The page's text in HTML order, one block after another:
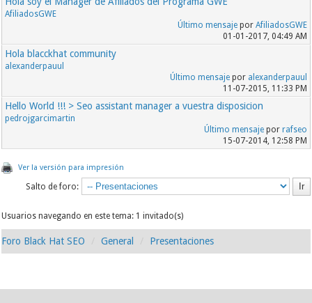
AfiliadosGWE
Último mensajepor AfiliadosGWE
01-01-2017, 04:49 AM
Hola blacckhat community
alexanderpauul
Último mensajepor alexanderpauul
11-07-2015, 11:33 PM
Hello World !!! > Seo assistant manager a vuestra disposicion
pedrojgarcimartin
Último mensajepor rafseo
15-07-2014, 12:58 PM
Ver la versión para impresión
Salto de foro:
Usuarios navegando en este tema: 1 invitado(s)
Foro Black Hat SEO General Presentaciones